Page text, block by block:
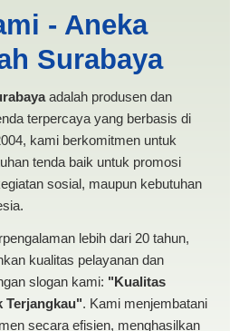
TENDA
- Aneka
Surabaya
adalah produsen dan
terpercaya yang berbasis di
kami berkomitmen untuk
tenda baik untuk promosi
sosial, maupun kebutuhan
lebih dari 20 tahun,
kualitas pelayanan dan
slogan kami: "Kualitas
Terjangkau". Kami menjembatani
secara efisien, menghasilkan